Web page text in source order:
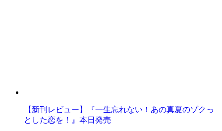
【新刊レビュー】『一生忘れない！あの真夏のゾクっ
とした恋を！』本日発売